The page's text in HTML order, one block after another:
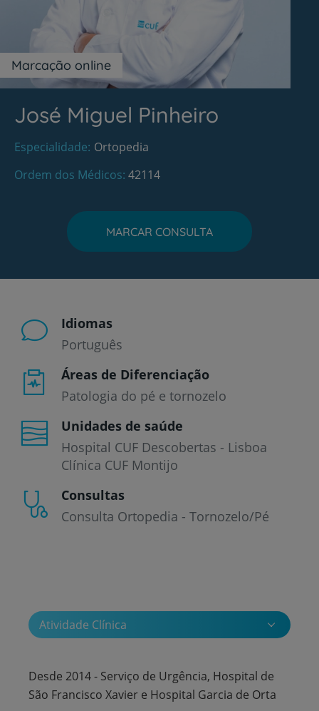
Marcação online
José Miguel Pinheiro
Especialidade Ortopedia
Ordem dos Médicos 42114
MARCAR CONSULTA
Idiomas
Português
Áreas de Diferenciação
Patologia do pé e tornozelo
Unidades de saúde
Hospital CUF Descobertas - Lisboa
Clínica CUF Montijo
Consultas
Consulta Ortopedia - Tornozelo/Pé
Atividade Clínica
Desde 2014 - Serviço de Urgência, Hospital de
São Francisco Xavier e Hospital Garcia de Orta